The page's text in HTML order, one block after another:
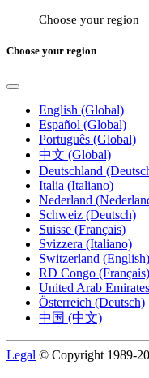
Choose your region
Choose your region
English (Global)
Español (Global)
Português (Global)
中文 (Global)
Deutschland
Italia (Italiano)
Nederland
Schweiz (Deutsch)
Suisse (Français)
Svizzera (Italiano)
Switzerland (English)
RD Congo (Français)
United Arab Emirates
Österreich (Deutsch)
中国 (中文)
Legal © Copyright 1989-